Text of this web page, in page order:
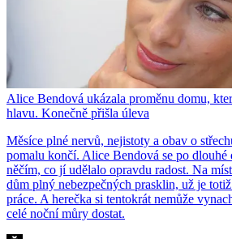
Alice Bendová ukázala proměnu domu,
hlavu. Konečně přišla úleva
Měsíce plné nervů, nejistoty a obav o
pomalu končí. Alice Bendová se po dlouhé
něčím, co jí udělalo opravdu radost. Na
dům plný nebezpečných prasklin, už je
práce. A herečka si tentokrát nemůže
celé noční můry dostat.